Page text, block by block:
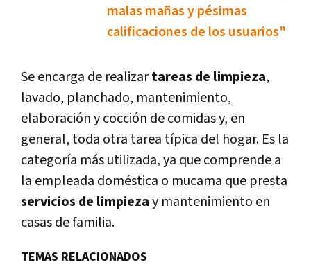
malas mañas y pésimas
calificaciones de los usuarios"
Se encarga de realizartareas de limpieza,
lavado, planchado, mantenimiento,
elaboración y cocción de comidas y, en
general, toda otra tarea típica del hogar. Es la
categoría más utilizada, ya que comprende a
la empleada doméstica o mucama que presta
servicios de limpiezay mantenimiento en
casas de familia.
TEMAS RELACIONADOS